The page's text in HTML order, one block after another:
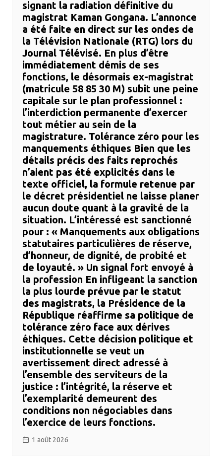
signant la radiation définitive du
magistrat Kaman Gongana. ​L’annonce
a été faite en direct sur les ondes de
la Télévision Nationale (RTG) lors du
Journal Télévisé. En plus d’être
immédiatement démis de ses
fonctions, le désormais ex-magistrat
(matricule 58 85 30 M) subit une peine
capitale sur le plan professionnel :
l’interdiction permanente d’exercer
tout métier au sein de la
magistrature. ​Tolérance zéro pour les
manquements éthiques ​Bien que les
détails précis des faits reprochés
n’aient pas été explicités dans le
texte officiel, la formule retenue par
le décret présidentiel ne laisse planer
aucun doute quant à la gravité de la
situation. L’intéressé est sanctionné
pour : ​« Manquements aux obligations
statutaires particulières de réserve,
d’honneur, de dignité, de probité et
de loyauté. » ​Un signal fort envoyé à
la profession ​En infligeant la sanction
la plus lourde prévue par le statut
des magistrats, la Présidence de la
République réaffirme sa politique de
tolérance zéro face aux dérives
éthiques. Cette décision politique et
institutionnelle se veut un
avertissement direct adressé à
l’ensemble des serviteurs de la
justice : l’intégrité, la réserve et
l’exemplarité demeurent des
conditions non négociables dans
l’exercice de leurs fonctions.
1 août 2026